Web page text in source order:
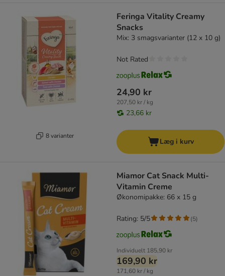
8 varianter
Feringa Vitality Creamy
Snacks
Mix: 3 smagsvarianter (12 x 10 g)
24,90 kr
207,50 kr / kg
23,66 kr
Not Rated
Læg i kurv
Miamor Cat Snack Multi-
Vitamin Creme
Økonomipakke: 66 x 15 g
Individuelt 185,90 kr
169,90 kr
171,60 kr / kg
Rating: 5/5 (5)